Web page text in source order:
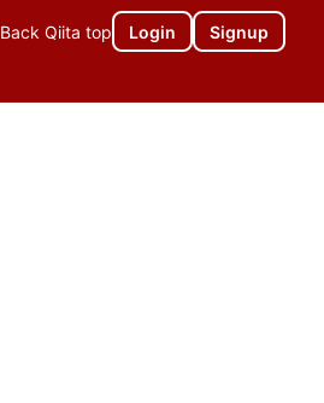
Back Qiita top Login Signup